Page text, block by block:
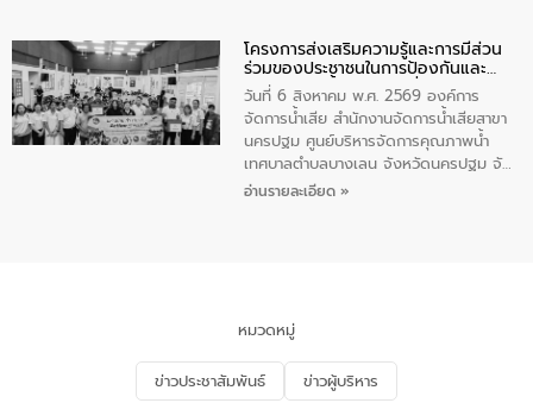
ประชาชน ตัวแทนจากโรงแรมต่างๆ ในเขต
เทศบาลตำบลราไวย์ ศูนย์บริหารจัดการ
คุณภาพน้ำเทศบาลตำบลราไวย์ นำโดยนาย
น้อย แก้วเศษ ผู้จัดการสำนักงานจัดการน้ำ
เสียสาขาภูเก็ต พร้อมด้วยเจ้าหน้าที่ จำนวน
5 คน ร่วมทำกิจกรรม ทำความสะอาด
ชายหาดและแหล่งท่องเที่ยว ณ บริเวณ
โครงการส่งเสริมความรู้และการมีส่วน
ร่วมของประชาชนในการป้องกันและ
แก้ไขปัญหาน้ำเสียอย่างยั่งยืน
วันที่ 6 สิงหาคม พ.ศ. 2569 องค์การ
จัดการน้ำเสีย สำนักงานจัดการน้ำเสียสาขา
นครปฐม ศูนย์บริหารจัดการคุณภาพน้ำ
เทศบาลตำบลบางเลน จังหวัดนครปฐม จัด
กิจกรรมภายใต้โครงการส่งเสริมความรู้และ
จัดการน้ำเสียและสร้างจิตสำนึกในการ
อนุรักษ์สิ่งแวดล้อม ในหัวข้อ “น้ำเสียชุมชน
และการบำบัดน้ำเสียเบื้องต้น” โดยให้ความรู้
เกี่ยวกับสาเหตุและผลกระทบของน้ำเสีย
อ่านรายละเอียด »
หมวดหมู่
ข่าวประชาสัมพันธ์ ข่าวผู้บริหาร